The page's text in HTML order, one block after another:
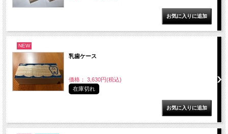
NEW
乳歯ケース
価格： 3,630円(税込)
在庫切れ